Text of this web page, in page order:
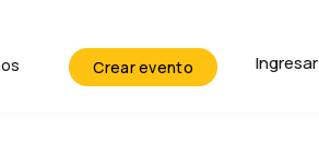
Crear evento Ingresar